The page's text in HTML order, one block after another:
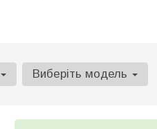
Виберіть модель